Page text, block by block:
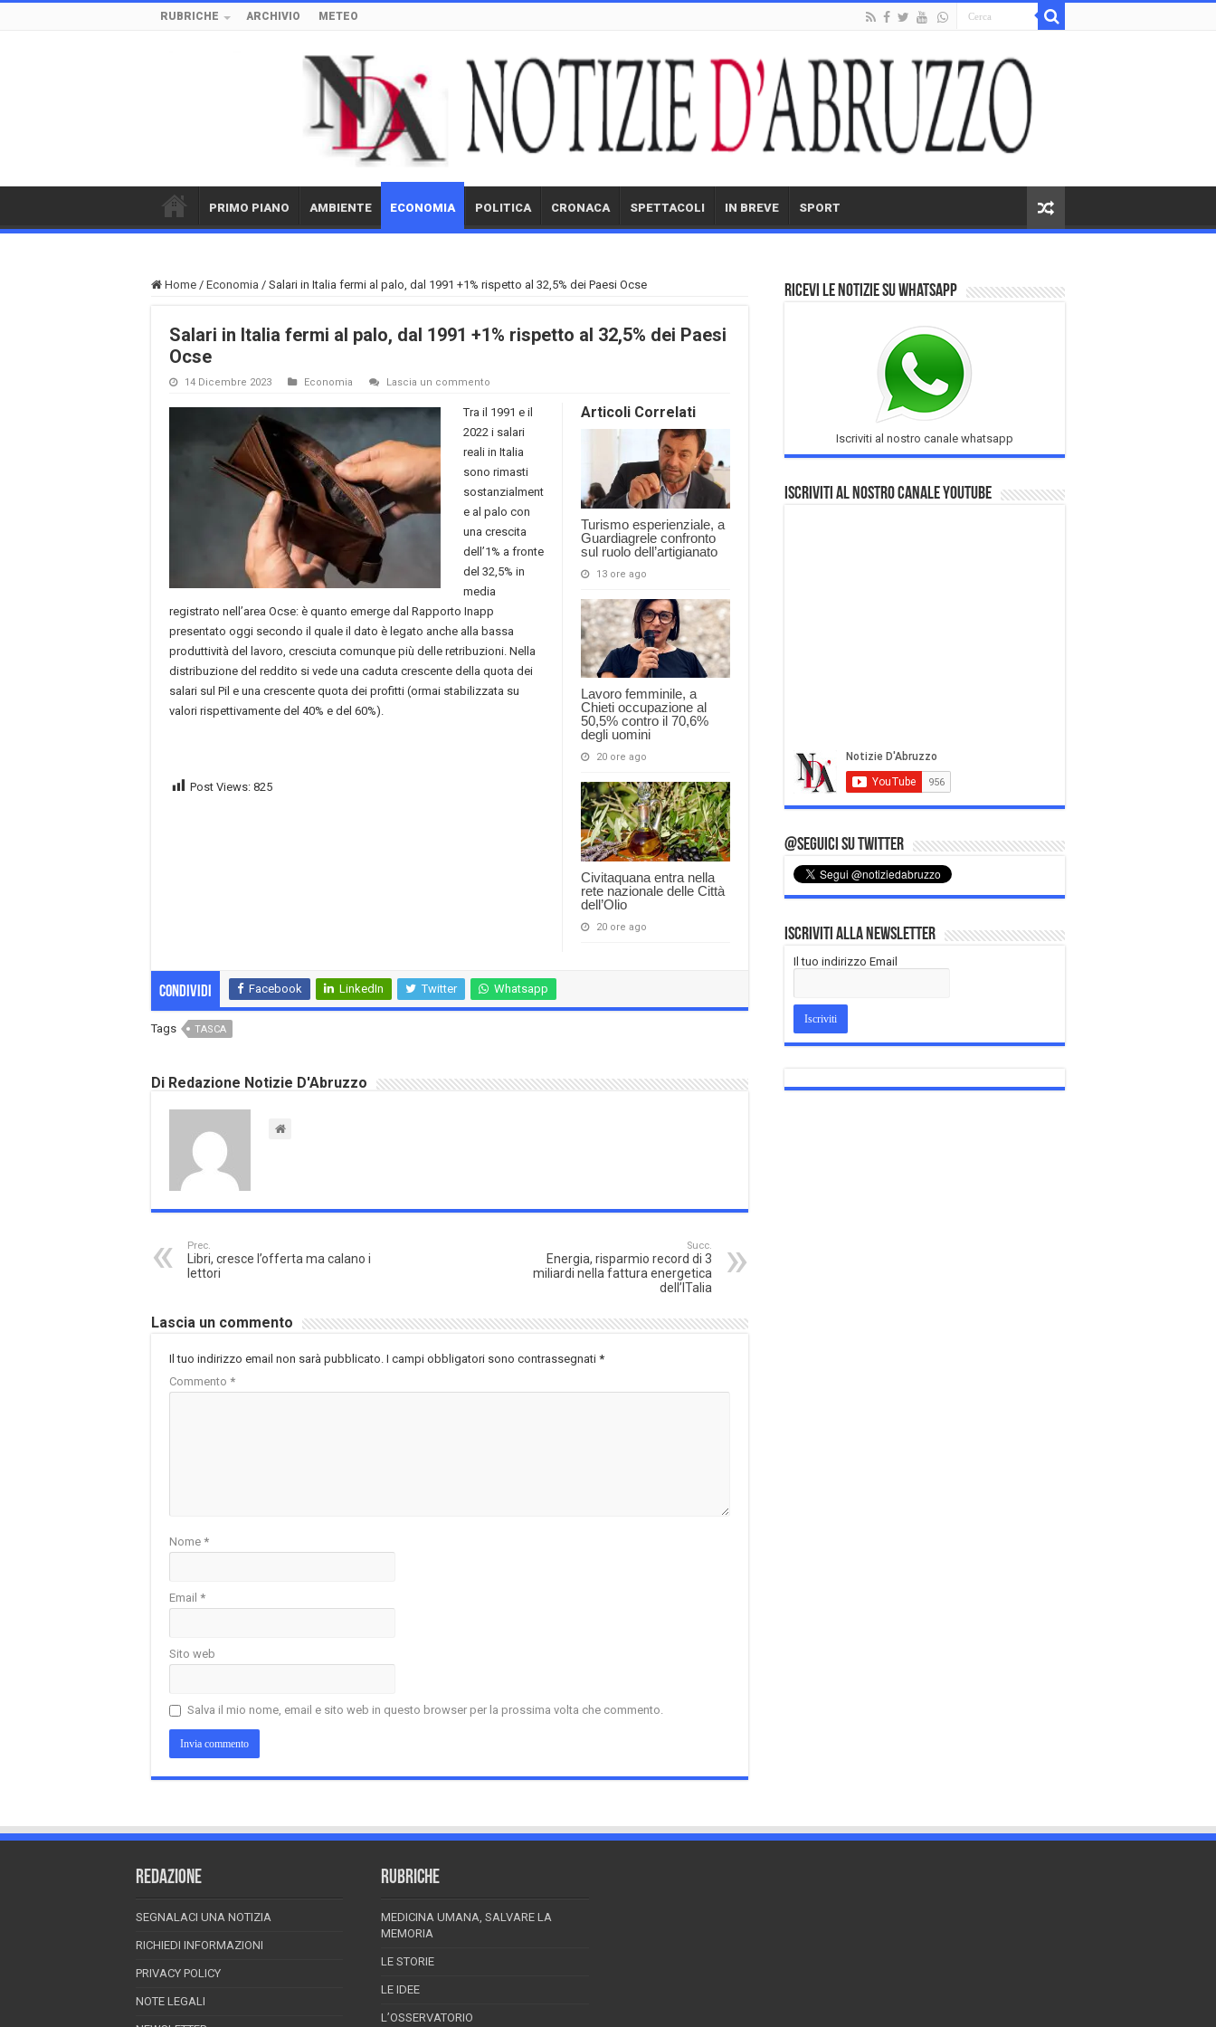
RUBRICHE ARCHIVIO METEO
PRIMO PIANO AMBIENTE ECONOMIA POLITICA CRONACA SPETTACOLI IN BREVE SPORT
Home / Economia / Salari in Italia fermi al palo, dal 1991 +1% rispetto al 32,5% dei Paesi Ocse
Salari in Italia fermi al palo, dal 1991 +1% rispetto al 32,5% dei Paesi
Ocse
14 Dicembre 2023 Economia Lascia un commento
Articoli Correlati
Turismo esperienziale, a
Guardiagrele confronto
sul ruolo dell’artigianato
13 ore ago
Lavoro femminile, a
Chieti occupazione al
50,5% contro il 70,6%
degli uomini
20 ore ago
Civitaquana entra nella
rete nazionale delle Città
dell’Olio
20 ore ago
Tra il 1991 e il
2022 i salari
reali in Italia
sono rimasti
sostanzialment
e al palo con
una crescita
dell’1% a fronte
del 32,5% in
media
registrato nell’area Ocse: è quanto emerge dal Rapporto Inapp
presentato oggi secondo il quale il dato è legato anche alla bassa
produttività del lavoro, cresciuta comunque più delle retribuzioni. Nella
distribuzione del reddito si vede una caduta crescente della quota dei
salari sul Pil e una crescente quota dei profitti (ormai stabilizzata su
valori rispettivamente del 40% e del 60%).
Post Views: 825
Condividi Facebook LinkedIn Twitter Whatsapp
Tags TASCA
Di Redazione Notizie D'Abruzzo
Prec.
Libri, cresce l’offerta ma calano i
lettori
Succ.
Energia, risparmio record di 3
miliardi nella fattura energetica
dell’ITalia
Lascia un commento
Il tuo indirizzo email non sarà pubblicato. I campi obbligatori sono contrassegnati *
Commento *
Nome *
Email *
Sito web
Salva il mio nome, email e sito web in questo browser per la prossima volta che commento.
Ricevi le notizie su Whatsapp
Iscriviti al nostro canale whatsapp
Iscriviti al nostro Canale Youtube
@Seguici su Twitter
Iscriviti alla Newsletter
Il tuo indirizzo Email
REDAZIONE
SEGNALACI UNA NOTIZIA
RICHIEDI INFORMAZIONI
PRIVACY POLICY
NOTE LEGALI
RUBRICHE
MEDICINA UMANA, SALVARE LA
MEMORIA
LE STORIE
LE IDEE
L’OSSERVATORIO